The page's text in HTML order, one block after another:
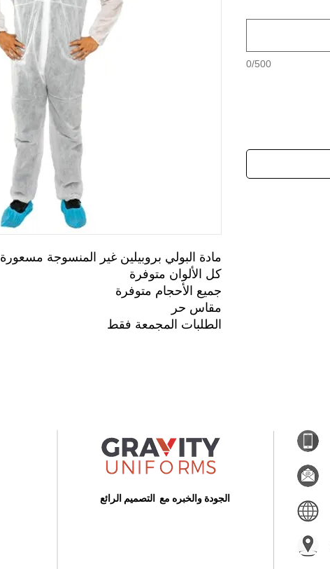
مادة البولي بروبيلين غير المنسوجة مسعورة
كل الألوان متوفرة
جميع الأحجام متوفرة
مقاس حر
الطلبات المجمعة فقط
0/500
الجودة والخبره مع التصميم الرائع